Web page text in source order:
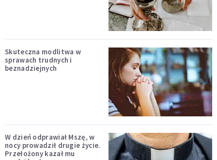
Skuteczna modlitwa w
sprawach trudnych i
beznadziejnych
W dzień odprawiał Mszę, w
nocy prowadził drugie życie.
Przełożony kazał mu